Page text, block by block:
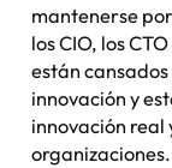
mantenerse
los CIO, los
están
innovación y
innovación real